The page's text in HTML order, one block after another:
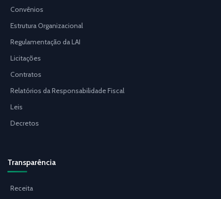
Convênios
Estrutura Organizacional
Regulamentação da LAI
Licitações
Contratos
Relatórios da Responsabilidade Fiscal
Leis
Decretos
Transparência
Receita